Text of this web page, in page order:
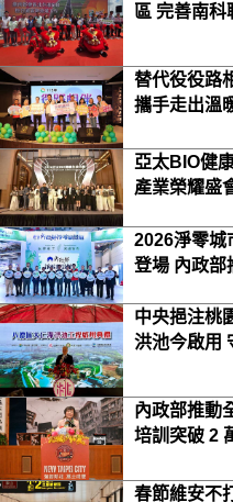
區 完善南科
替代役役路
攜手走出溫
亞太BIO健
產業榮耀盛
2026淨零城
登場 內政部
中央挹注桃
洪池今啟用
內政部推動
培訓突破 2
春節維安不